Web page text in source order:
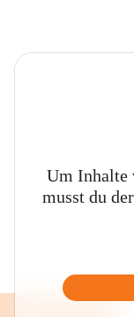
Um Inhalte
musst du